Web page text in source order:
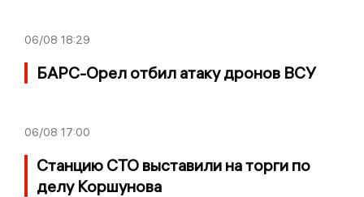
06/08 18:29
БАРС-Орел отбил атаку дронов ВСУ
06/08 17:00
Станцию СТО выставили на торги по
делу Коршунова